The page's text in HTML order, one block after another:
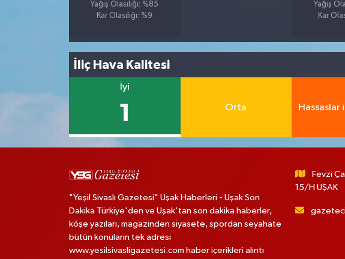
Yağış Olasılığı: %85
Kar Olasılığı: %9
Yağış
Kar
İliç Hava Kalitesi
İyi
1 Orta Hassaslar
"Yeşil Sivaslı Gazetesi" Uşak Haberleri - Uşak Son
Dakika Türkiye'den ve Uşak'tan son dakika haberler,
köşe yazıları, magazinden siyasete, spordan seyahate
bütün konuların tek adresi
www.yesilsivasligazetesi.com haber içerikleri alıntı
Fevzi
15/H UŞAK